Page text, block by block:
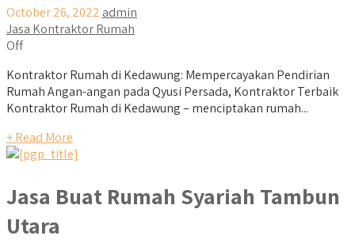
October 26, 2022 admin
Jasa Kontraktor Rumah
Off
Kontraktor Rumah di Kedawung: Mempercayakan Pendirian
Rumah Angan-angan pada Qyusi Persada, Kontraktor Terbaik
Kontraktor Rumah di Kedawung – menciptakan rumah...
+ Read More
Jasa Buat Rumah Syariah Tambun
Utara